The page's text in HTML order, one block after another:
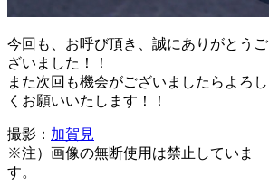
今回も、お呼び頂き、誠にありがとうご
ざいました！！
また次回も機会がございましたらよろし
くお願いいたします！！
撮影： 加賀見
※注）画像の無断使用は禁止していま
す。